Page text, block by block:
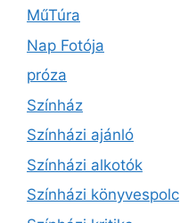
MűTúra
Nap Fotója
próza
Színház
Színházi ajánló
Színházi alkotók
Színházi könyvespolc